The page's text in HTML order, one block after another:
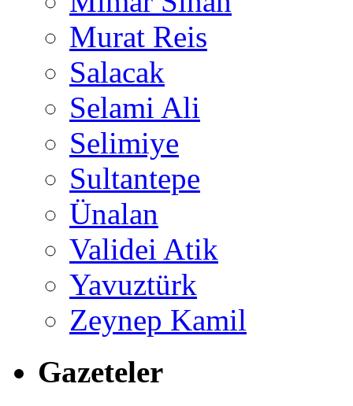
Murat Reis
Salacak
Selami Ali
Selimiye
Sultantepe
Ünalan
Validei Atik
Yavuztürk
Zeynep Kamil
Gazeteler